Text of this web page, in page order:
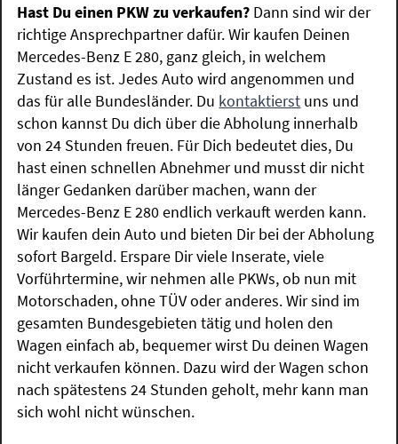
Hast Du einen PKW zu verkaufen? Dann sind wir der
richtige Ansprechpartner dafür. Wir kaufen Deinen
Mercedes-Benz E 280, ganz gleich, in welchem
Zustand es ist. Jedes Auto wird angenommen und
das für alle Bundesländer. Du kontaktierst uns und
schon kannst Du dich über die Abholung innerhalb
von 24 Stunden freuen. Für Dich bedeutet dies, Du
hast einen schnellen Abnehmer und musst dir nicht
länger Gedanken darüber machen, wann der
Mercedes-Benz E 280 endlich verkauft werden kann.
Wir kaufen dein Auto und bieten Dir bei der Abholung
sofort Bargeld. Erspare Dir viele Inserate, viele
Vorführtermine, wir nehmen alle PKWs, ob nun mit
Motorschaden, ohne TÜV oder anderes. Wir sind im
gesamten Bundesgebieten tätig und holen den
Wagen einfach ab, bequemer wirst Du deinen Wagen
nicht verkaufen können. Dazu wird der Wagen schon
nach spätestens 24 Stunden geholt, mehr kann man
sich wohl nicht wünschen.